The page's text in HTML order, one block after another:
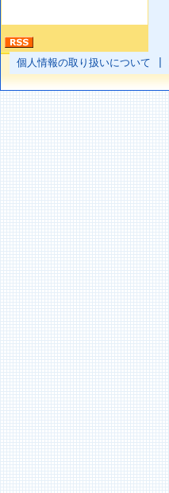
個人情報の取り扱いについて